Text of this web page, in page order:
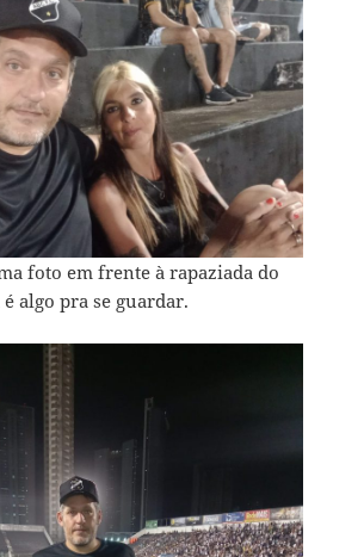
foto em frente à rapaziada do
é algo pra se guardar.